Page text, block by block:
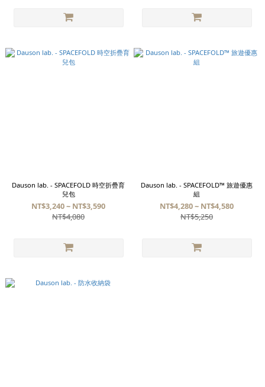
Dauson lab. - SPACEFOLD 時空折疊育
兒包
NT$3,240 ~ NT$3,590
NT$4,080
Dauson lab. - SPACEFOLD™ 旅遊優惠
組
NT$4,280 ~ NT$4,580
NT$5,250